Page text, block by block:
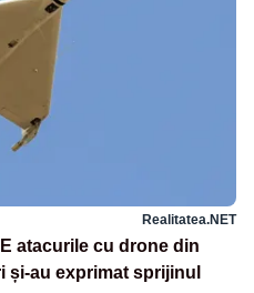
Realitatea.NET
atacurile cu drone din
și-au exprimat sprijinul